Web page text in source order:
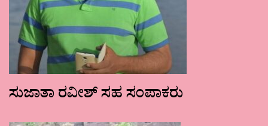
ಸುಜಾತಾ ರವೀಶ್ ಸಹ ಸಂಪಾಕರು